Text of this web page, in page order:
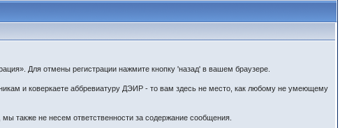
Для отмены регистрации нажмите кнопку 'назад' в вашем браузере.
и коверкаете аббревиатуру ДЭИР - то вам здесь не место, как любому не умеющему
также не несем ответственности за содержание сообщения.